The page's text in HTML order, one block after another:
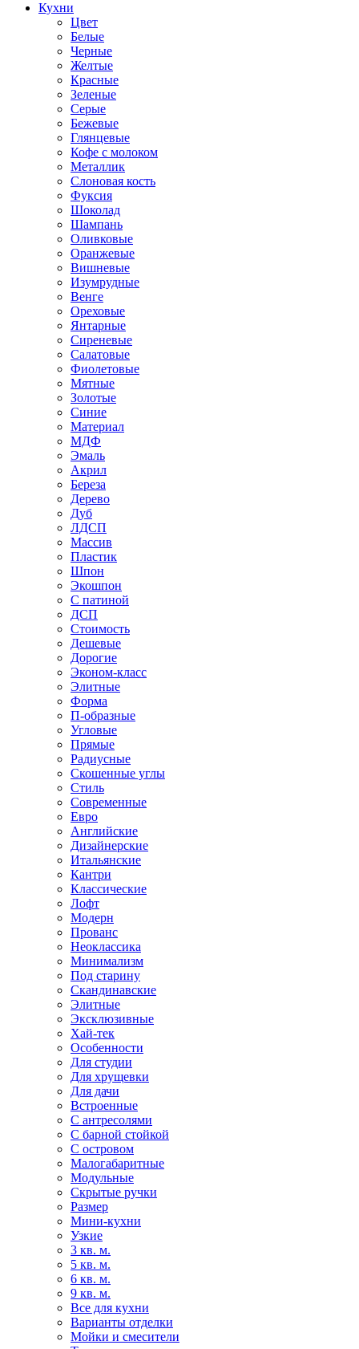
Кухни
Цвет
Белые
Черные
Желтые
Красные
Зеленые
Серые
Бежевые
Глянцевые
Кофе с молоком
Металлик
Слоновая кость
Фуксия
Шоколад
Шампань
Оливковые
Оранжевые
Вишневые
Изумрудные
Венге
Ореховые
Янтарные
Сиреневые
Салатовые
Фиолетовые
Мятные
Золотые
Синие
Материал
МДФ
Эмаль
Акрил
Береза
Дерево
Дуб
ЛДСП
Массив
Пластик
Шпон
Экошпон
С патиной
ДСП
Стоимость
Дешевые
Дорогие
Эконом-класс
Элитные
Форма
П-образные
Угловые
Прямые
Радиусные
Скошенные углы
Стиль
Современные
Евро
Английские
Дизайнерские
Итальянские
Кантри
Классические
Лофт
Модерн
Прованс
Неоклассика
Минимализм
Под старину
Скандинавские
Элитные
Эксклюзивные
Хай-тек
Особенности
Для студии
Для хрущевки
Для дачи
Встроенные
С антресолями
С барной стойкой
С островом
Малогабаритные
Модульные
Скрытые ручки
Размер
Мини-кухни
Узкие
3 кв. м.
5 кв. м.
6 кв. м.
9 кв. м.
Все для кухни
Варианты отделки
Мойки и смесители